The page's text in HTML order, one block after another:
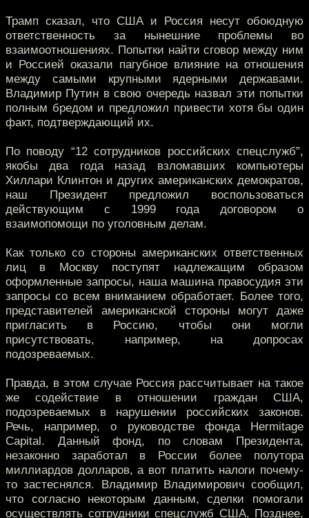
Трамп сказал, что США и Россия несут обоюдную
ответственность за нынешние проблемы во
взаимоотношениях. Попытки найти сговор между ним
и Россией оказали пагубное влияние на отношения
между самыми крупными ядерными державами.
Владимир Путин в свою очередь назвал эти попытки
полным бредом и предложил привести хотя бы один
факт, подтверждающий их.
По поводу “12 сотрудников российских спецслужб”,
якобы два года назад взломавших компьютеры
Хиллари Клинтон и других американских демократов,
наш Президент предложил воспользоваться
действующим с 1999 года договором о
взаимопомощи по уголовным делам.
Как только со стороны американских ответственных
лиц в Москву поступят надлежащим образом
оформленные запросы, наша машина правосудия эти
запросы со всем вниманием обработает. Более того,
представителей американской стороны могут даже
пригласить в Россию, чтобы они могли
присутствовать, например, на допросах
подозреваемых.
Правда, в этом случае Россия рассчитывает на такое
же содействие в отношении граждан США,
подозреваемых в нарушении российских законов.
Речь, например, о руководстве фонда Hermitage
Capital. Данный фонд, по словам Президента,
незаконно заработал в России более полутора
миллиардов долларов, а вот платить налоги почему-
то застеснялся. Владимир Владимирович сообщил,
что согласно некоторым данным, сделки помогали
осуществлять сотрудники спецслужб США. Позднее,